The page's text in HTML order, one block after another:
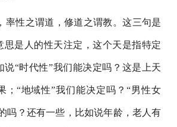
率性之谓道，修道之谓教。这三句是
思是人的性天注定，这个天是指特定
说“时代性”我们能决定吗？这是上天
；“地域性”我们能决定吗？“男性女
吗？还有一些，比如说年龄，老人有